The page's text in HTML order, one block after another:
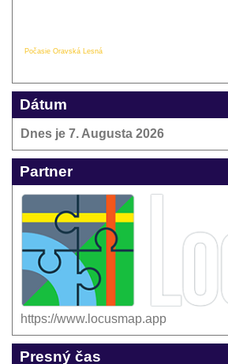
Počasie Oravská Lesná
Dátum
Dnes je 7. Augusta 2026
Partner
https://www.locusmap.app
Presný čas